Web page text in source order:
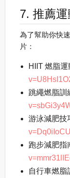
7. 推薦
為了幫助你快
片：
HIIT 燃脂運
跳繩燃脂訓
游泳減肥技
跑步減肥指
自行車燃脂